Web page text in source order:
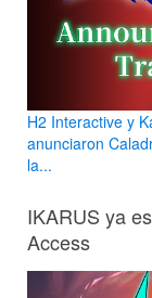
H2 Interactive y
anunciaron
la...
IKARUS ya
Access